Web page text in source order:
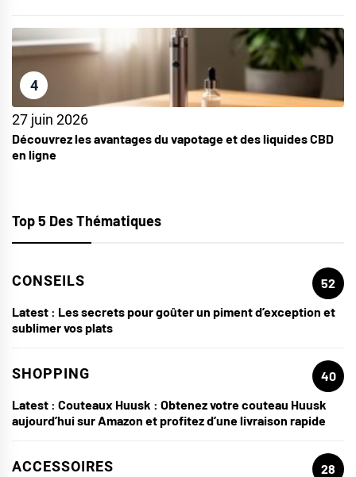
4
27 juin 2026
Découvrez les avantages du vapotage et des liquides CBD
en ligne
Top 5 Des Thématiques
CONSEILS
52
Latest : Les secrets pour goûter un piment d’exception et
sublimer vos plats
SHOPPING
40
Latest : Couteaux Huusk : Obtenez votre couteau Huusk
aujourd’hui sur Amazon et profitez d’une livraison rapide
ACCESSOIRES
28